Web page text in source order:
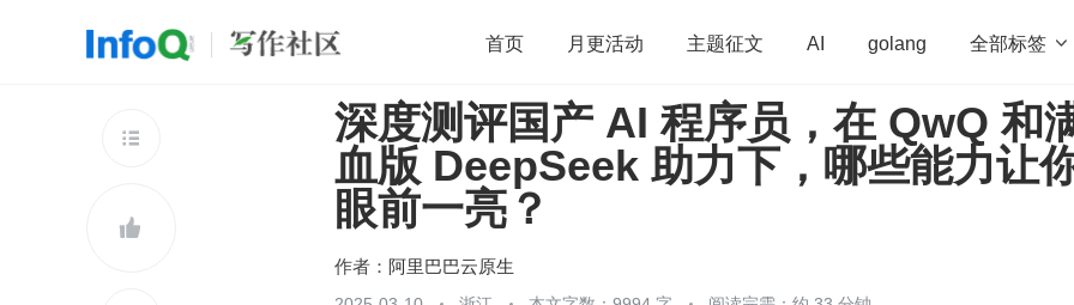
首页 月更活动 主题征文 AI golang 全部标签 
开源 架构 OpenHarmony 算法 学习方法 Web3.0 高
团队管理 程序员 运维 深度思考 低代码 redis
查看更多


深度测评国产 AI 程序员，在 QwQ 和
血版 DeepSeek 助力下，哪些能力让
眼前一亮？
作者： 阿里巴巴云原生